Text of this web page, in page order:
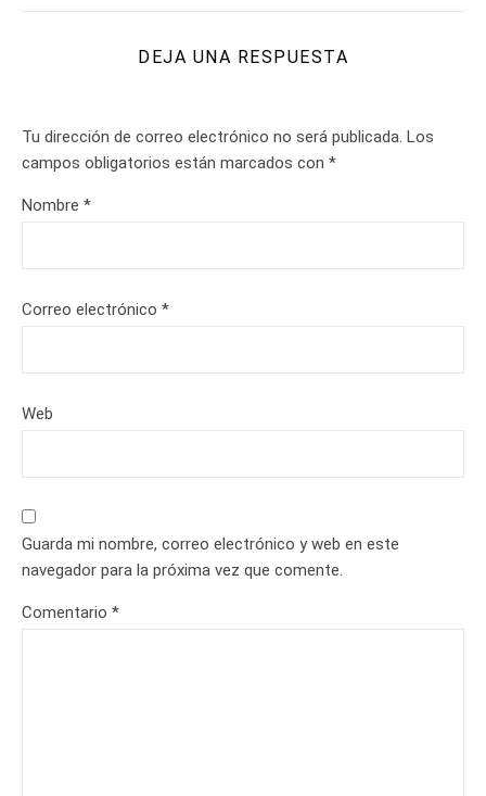
DEJA UNA RESPUESTA
Tu dirección de correo electrónico no será publicada. Los
campos obligatorios están marcados con *
Nombre *
Correo electrónico *
Web
Guarda mi nombre, correo electrónico y web en este
navegador para la próxima vez que comente.
Comentario *